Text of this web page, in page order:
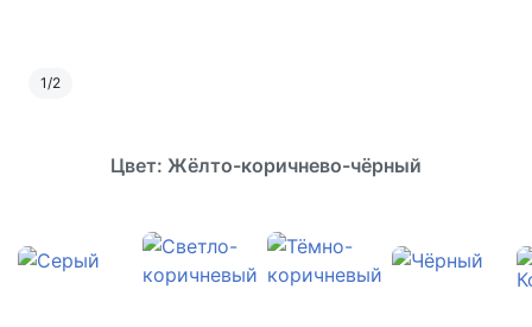
1/2
Цвет: Жёлто-коричнево-чёрный